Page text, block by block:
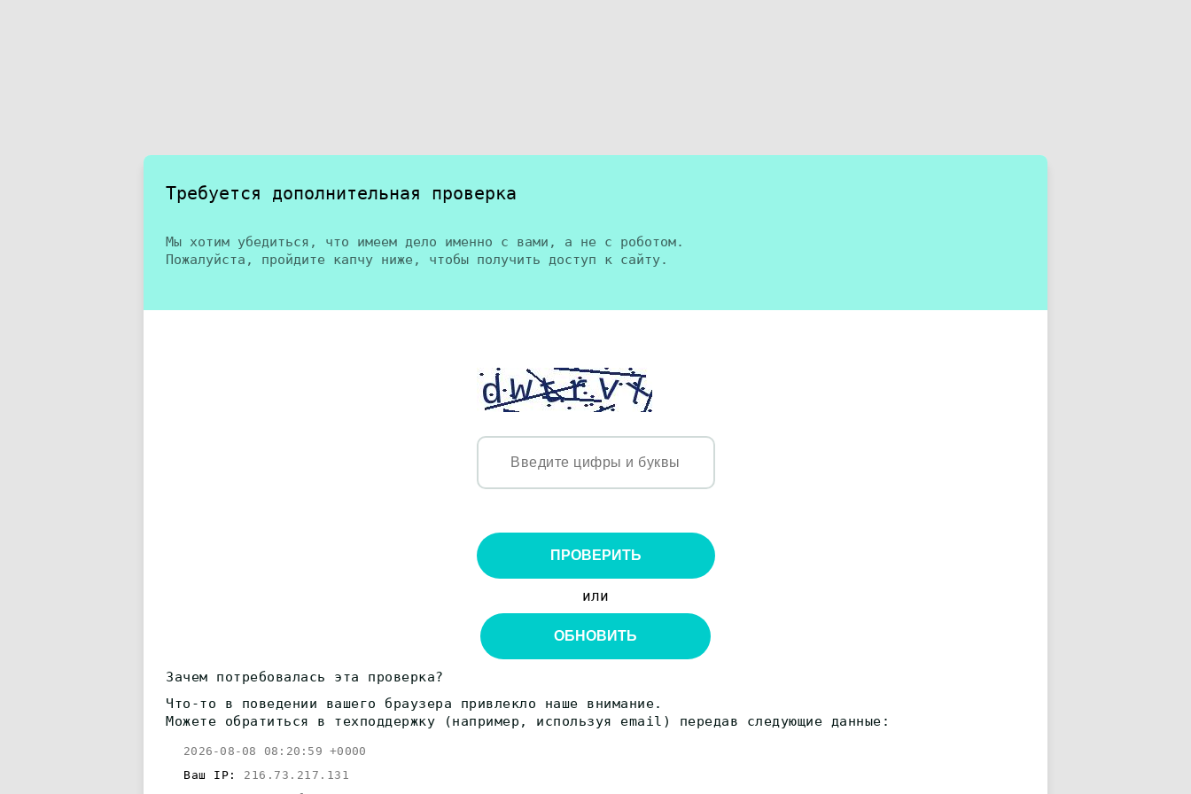
Требуется дополнительная проверка
Мы хотим убедиться, что имеем дело именно с вами, а не с роботом.
Пожалуйста, пройдите капчу ниже, чтобы получить доступ к сайту.
ПРОВЕРИТЬ
или
ОБНОВИТЬ
Зачем потребовалась эта проверка?
Что-то в поведении вашего браузера привлекло наше внимание.
Можете обратиться в техподдержку (например, используя email) передав следующие данные:
2026-08-08 08:20:59 +0000
Ваш IP: 216.73.217.131